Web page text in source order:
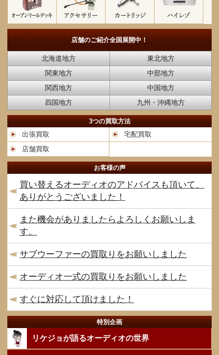
店舗のご紹介全国展開中！
北海道地方
東北地方
関東地方
中部地方
関西地方
中国地方
四国地方
九州・沖縄地方
3つの買取方法
出張買取
宅配買取
店舗買取
お客様の声
買い替えるオーディオのアドバイスも頂いて、
ありがとうございました！
また機会がありましたらよろしくお願いしま
す。
サブウーファーの買取りをお願いしました
オーディオ一式の買取りをお願いしました
すぐに対応して頂けました！
特別企画
リケジョが語るオーディオの世界